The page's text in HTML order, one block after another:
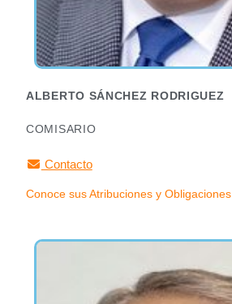
ALBERTO SÁNCHEZ RODRIGUEZ
COMISARIO
Contacto
Conoce sus Atribuciones y Obligaciones